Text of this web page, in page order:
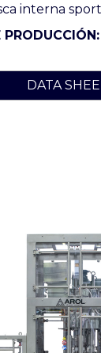
interna sport
DATA